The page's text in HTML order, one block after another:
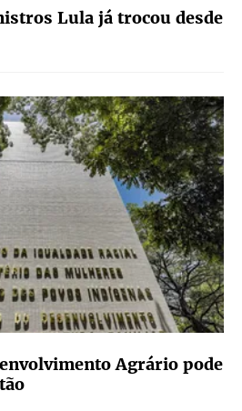
Lula já trocou desde
Agrário pode